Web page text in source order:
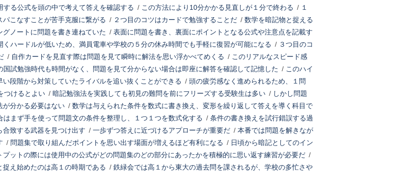
する公式を頭の中で考えて答えを確認する / この方法により10分かかる見直しが１分で終わる / １
パこなすことが苦手克服に繋がる / ２つ目のコツはカードで勉強することだ/ 数学を暗記物と捉える
ノートに問題を書き連ねていた / 表面に問題を書き、裏面にポイントとなる公式や注意点を記載す
くハードルが低いため、満員電車や学校の５分の休み時間でも手軽に復習が可能になる / ３つ目のコ
/ 自作カードを見直す際は問題を見て瞬時に解法を思い浮かべてめくる / このリアルなスピード感
国試勉強時代も時間がなく、問題を見て分からない場合は即座に解答を確認して記憶した / このハイ
段階から対策していたライバルを追い抜くことができる / 頭の疲労感なく進められるため、１問
つけるとよい/ 暗記勉強法を実践しても初見の難問を前にフリーズする受験生は多い/ しかし問題
が分かる必要はない/ 数学は与えられた条件を数式に書き換え、変形を繰り返して答えを導く科目で
はまず手を使って問題文の条件を整理し、１つ１つを数式化する / 条件の書き換えを試行錯誤する過
致する武器を見つけ出す / 一歩ずつ答えに近づけるアプローチが重要だ/ 本番では問題を解きなが
/ 問題集で取り組んだポイントを思い出す場面が増えるほど有利になる / 日頃から暗記としてのイン
プットの際には使用中の公式がどの問題集のどの部分にあったかを積極的に思い返す練習が必要だ/
え始めたのは高１の時期である / 鉄緑会では高１から東大の過去問を課されるが、学校の多忙さや